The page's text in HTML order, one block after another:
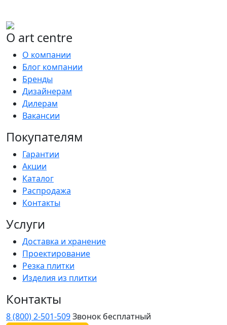
О art centre
О компании
Блог компании
Бренды
Дизайнерам
Дилерам
Вакансии
Покупателям
Гарантии
Акции
Каталог
Распродажа
Контакты
Услуги
Доставка и хранение
Проектирование
Резка плитки
Изделия из плитки
Контакты
8 (800) 2-501-509Звонок бесплатный